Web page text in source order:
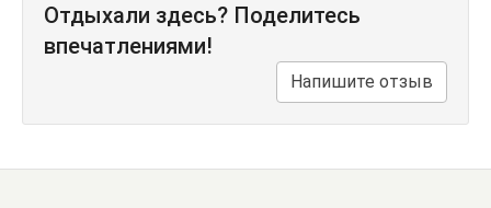
Отдыхали здесь? Поделитесь
впечатлениями!
Напишите отзыв